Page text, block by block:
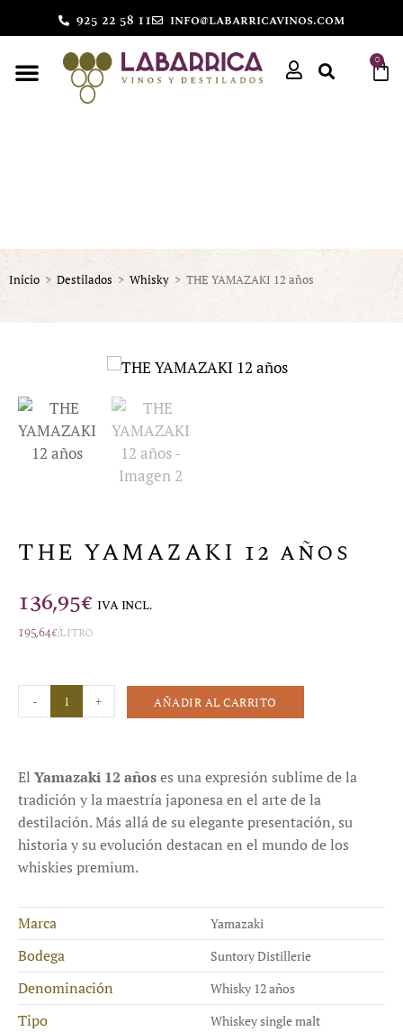
925 22 58 11 info@labarricavinos.com
0
Inicio > Destilados > Whisky > THE YAMAZAKI 12 años
THE YAMAZAKI 12 años
136,95€ IVA INCL.
195,64€/litro
- + AÑADIR AL CARRITO
El Yamazaki 12 añoses una expresión sublime de la
tradición y la maestría japonesa en el arte de la
destilación. Más allá de su elegante presentación, su
historia y su evolución destacan en el mundo de los
whiskies premium.
Marca Yamazaki
Bodega Suntory Distillerie
Denominación Whisky 12 años
Tipo Whiskey single malt